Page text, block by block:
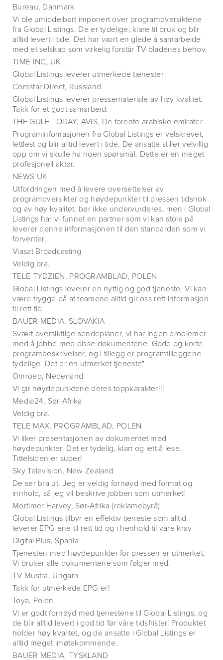
Bureau, Danmark
Vi ble umiddelbart imponert over programoversiktene
fra Global Listings. De er tydelige, klare til bruk og blir
alltid levert i tide. Det har vært en glede å samarbeide
med et selskap som virkelig forstår TV-bladenes behov.
TIME INC, UK
Global Listings leverer utmerkede tjenester
Comstar Direct, Russland
Global Listings leverer pressemateriale av høy kvalitet.
Takk for et godt samarbeid.
THE GULF TODAY, AVIS, De forente arabiske emirater
Programinfomasjonen fra Global Listings er velskrevet,
lettlest og blir alltid levert i tide. De ansatte stiller velvillig
opp om vi skulle ha noen spørsmål. Dette er en meget
profesjonell aktør.
NEWS UK
Utfordringen med å levere oversettelser av
programoversikter og høydepunkter til pressen tidsnok
og av høy kvalitet, bør ikke undervurderes, men i Global
Listings har vi funnet en partner som vi kan stole på
leverer denne informasjonen til den standarden som vi
forventer.
Viasat Broadcasting
Veldig bra.
TELE TYDZIEN, PROGRAMBLAD, POLEN
Global Listings leverer en nyttig og god tjeneste. Vi kan
være trygge på at teamene alltid gir oss rett informasjon
til rett tid.
BAUER MEDIA, SLOVAKIA
Svært oversiktlige sendeplaner, vi har ingen problemer
med å jobbe med disse dokumentene. Gode og korte
programbeskrivelser, og i tillegg er programtilleggene
tydelige. Det er en utmerket tjeneste"
Omroep, Nederland
Vi gir høydepunktene deres toppkarakter!!!
Media24, Sør-Afrika
Veldig bra.
TELE MAX, PROGRAMBLAD, POLEN
Vi liker presentasjonen av dokumentet med
høydepunkter. Det er tydelig, klart og lett å lese.
Tittelsiden er super!
Sky Television, New Zealand
De ser bra ut. Jeg er veldig fornøyd med format og
innhold, så jeg vil beskrive jobben som utmerket!
Mortimer Harvey, Sør-Afrika (reklamebyrå)
Global Listings tilbyr en effektiv tjeneste som alltid
leverer EPG-ene til rett tid og i henhold til våre krav
Digital Plus, Spania
Tjenesten med høydepunkter for pressen er utmerket.
Vi bruker alle dokumentene som følger med.
TV Mustra, Ungarn
Takk for utmerkede EPG-er!
Toya, Polen
Vi er godt fornøyd med tjenestene til Global Listings, og
de blir alltid levert i god tid før våre tidsfrister. Produktet
holder høy kvalitet, og de ansatte i Global Listings er
alltid meget imøtekommende.
BAUER MEDIA, TYSKLAND